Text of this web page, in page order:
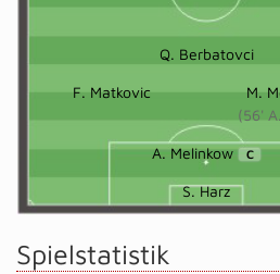
Q. Berbatovci
F. Matkovic
M.
(56'
A. Melinkow C
S. Harz
Spielstatistik